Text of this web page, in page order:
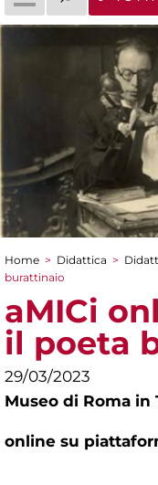
Tu sei qui
Home > Didattica >
burattinaio
aMICi
il poeta
29/03/2023
Museo di Roma in
online su